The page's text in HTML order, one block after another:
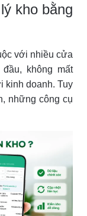
kho bằng
với nhiều cửa
không mất
kinh doanh. Tuy
những công cụ